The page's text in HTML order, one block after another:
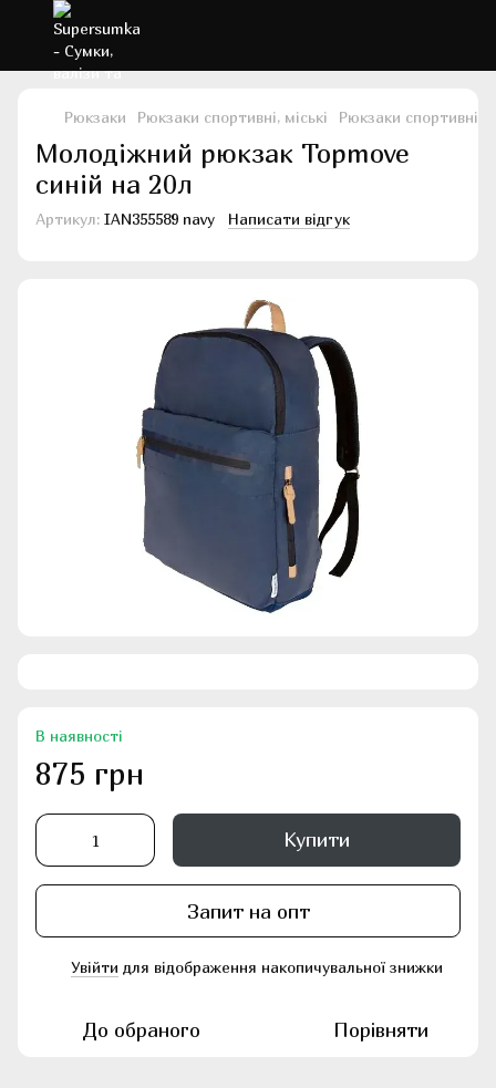
Рюкзаки Рюкзаки спортивні, міські Рюкзаки спортивні,
Молодіжний рюкзак Topmove
синій на 20л
Артикул: IAN355589 navy Написати відгук
В наявності
875 грн
Купити
Запит на опт
Увійти для відображення накопичувальної знижки
До обраного Порівняти